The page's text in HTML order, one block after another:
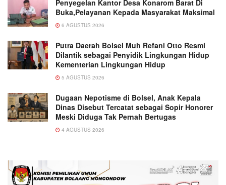
Penyegelan Kantor Desa Konarom Barat Di
Buka,Pelayanan Kepada Masyarakat Maksimal
6 AGUSTUS 2026
Putra Daerah Bolsel Muh Refani Otto Resmi
Dilantik sebagai Penyidik Lingkungan Hidup
Kementerian Lingkungan Hidup
5 AGUSTUS 2026
Dugaan Nepotisme di Bolsel, Anak Kepala
Dinas Disebut Tercatat sebagai Sopir Honorer
Meski Diduga Tak Pernah Bertugas
4 AGUSTUS 2026